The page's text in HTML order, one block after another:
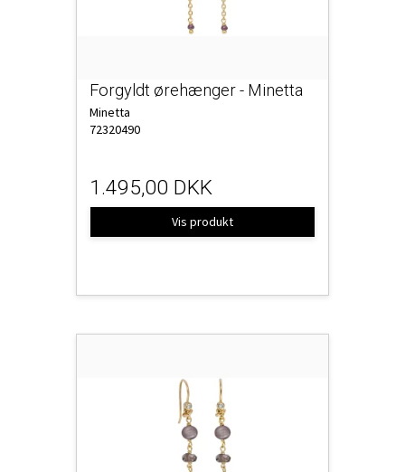
Forgyldt ørehænger - Minetta
Minetta
72320490
1.495,00 DKK
Vis produkt